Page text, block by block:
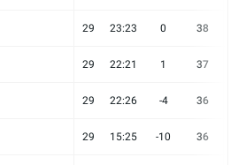
29 23:23 0 38
29 22:21 1 37
29 22:26 -4 36
29 15:25 -10 36